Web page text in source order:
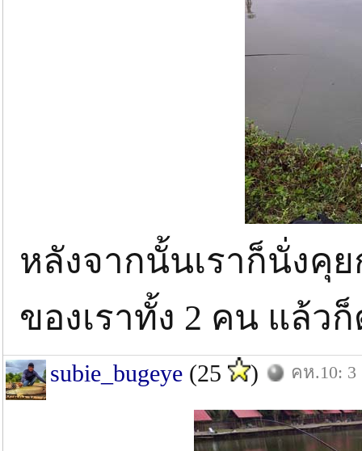
หลังจากนั้นเราก็นั่งคุ
ของเราทั้ง 2 คน แล้ว
subie_bugeye (25 ) คห.10: 3